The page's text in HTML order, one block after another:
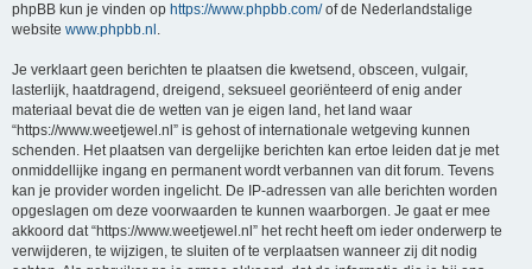
phpBB kun je vinden op https://www.phpbb.com/of de Nederlandstalige
website www.phpbb.nl .
Je verklaart geen berichten te plaatsen die kwetsend, obsceen, vulgair,
lasterlijk, haatdragend, dreigend, seksueel georiënteerd of enig ander
materiaal bevat die de wetten van je eigen land, het land waar
“https://www.weetjewel.nl” is gehost of internationale wetgeving kunnen
schenden. Het plaatsen van dergelijke berichten kan ertoe leiden dat je met
onmiddellijke ingang en permanent wordt verbannen van dit forum. Tevens
kan je provider worden ingelicht. De IP-adressen van alle berichten worden
opgeslagen om deze voorwaarden te kunnen waarborgen. Je gaat er mee
akkoord dat “https://www.weetjewel.nl” het recht heeft om ieder onderwerp te
verwijderen, te wijzigen, te sluiten of te verplaatsen wanneer zij dit nodig